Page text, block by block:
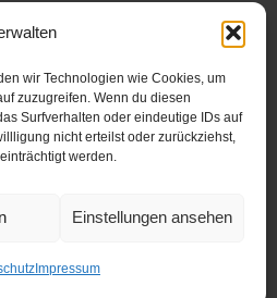
wir Technologien wie Cookies, um
zuzugreifen. Wenn du diesen
Surfverhalten oder eindeutige IDs auf
nicht erteilst oder zurückziehst,
werden.
Einstellungen ansehen
Impressum